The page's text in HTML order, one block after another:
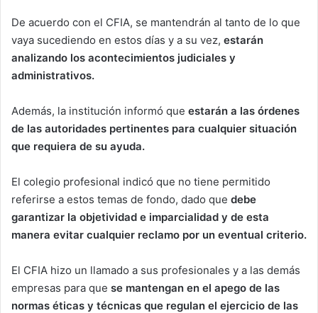
De acuerdo con el CFIA, se mantendrán al tanto de lo que
vaya sucediendo en estos días y a su vez, estarán
analizando los acontecimientos judiciales y
administrativos.
Además, la institución informó que estarán a las órdenes
de las autoridades pertinentes para cualquier situación
que requiera de su ayuda.
El colegio profesional indicó que no tiene permitido
referirse a estos temas de fondo, dado que debe
garantizar la objetividad e imparcialidad y de esta
manera evitar cualquier reclamo por un eventual criterio.
El CFIA hizo un llamado a sus profesionales y a las demás
empresas para que se mantengan en el apego de las
normas éticas y técnicas que regulan el ejercicio de las